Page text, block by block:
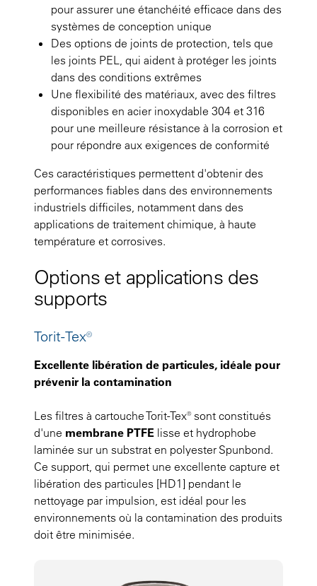
pour assurer une étanchéité efficace dans des
systèmes de conception unique
Des options de joints de protection, tels que
les joints PEL, qui aident à protéger les joints
dans des conditions extrêmes
Une flexibilité des matériaux, avec des filtres
disponibles en acier inoxydable 304 et 316
pour une meilleure résistance à la corrosion et
pour répondre aux exigences de conformité
Ces caractéristiques permettent d'obtenir des
performances fiables dans des environnements
industriels difficiles, notamment dans des
applications de traitement chimique, à haute
température et corrosives.
Options et applications des
supports
Torit-Tex®
Excellente libération de particules, idéale pour
prévenir la contamination
Les filtres à cartouche Torit-Tex® sont constitués
d'une membrane PTFE lisse et hydrophobe
laminée sur un substrat en polyester Spunbond.
Ce support, qui permet une excellente capture et
libération des particules [HD1] pendant le
nettoyage par impulsion, est idéal pour les
environnements où la contamination des produits
doit être minimisée.